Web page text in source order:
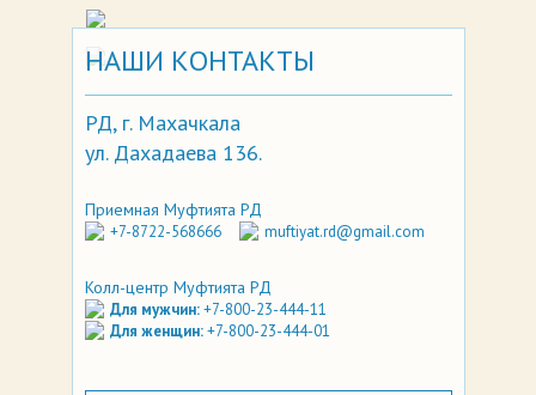
НАШИ КОНТАКТЫ
РД, г. Махачкала
ул. Дахадаева 136.
Приемная Муфтията РД
+7-8722-568666 muftiyat.rd@gmail.com
Колл-центр Муфтията РД
Для мужчин:+7-800-23-444-11
Для женщин:+7-800-23-444-01